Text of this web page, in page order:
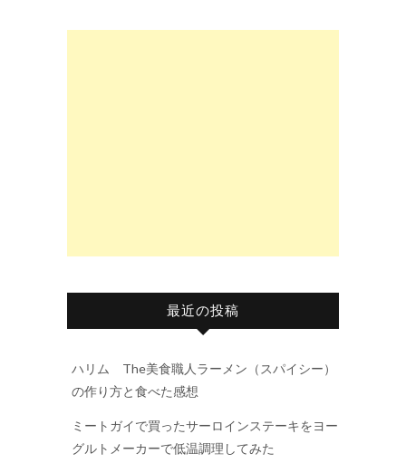
最近の投稿
ハリム The美食職人ラーメン（スパイシー）
の作り方と食べた感想
ミートガイで買ったサーロインステーキをヨー
グルトメーカーで低温調理してみた